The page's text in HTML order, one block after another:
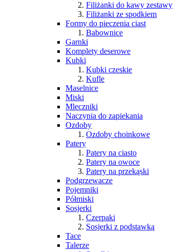
Filiżanki do kawy zestawy
Filiżanki ze spodkiem
Formy do pieczenia ciast
Babownice
Garnki
Komplety deserowe
Kubki
Kubki czeskie
Kufle
Maselnice
Miski
Mleczniki
Naczynia do zapiekania
Ozdoby
Ozdoby choinkowe
Patery
Patery na ciasto
Patery na owoce
Patery na przekąski
Podgrzewacze
Pojemniki
Półmiski
Sosjerki
Czerpaki
Sosjerki z podstawką
Tace
Talerze